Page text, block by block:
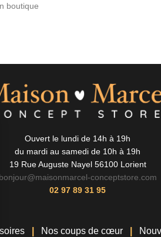
boutique
Ouvert le lundi de 14h à 19h
du mardi au samedi de 10h à 19h
19 Rue Auguste Nayel 56100 Lorient
bonjour@maisonmarcel-conceptstore.com
02 97 89 31 95
Nos coups de cœur